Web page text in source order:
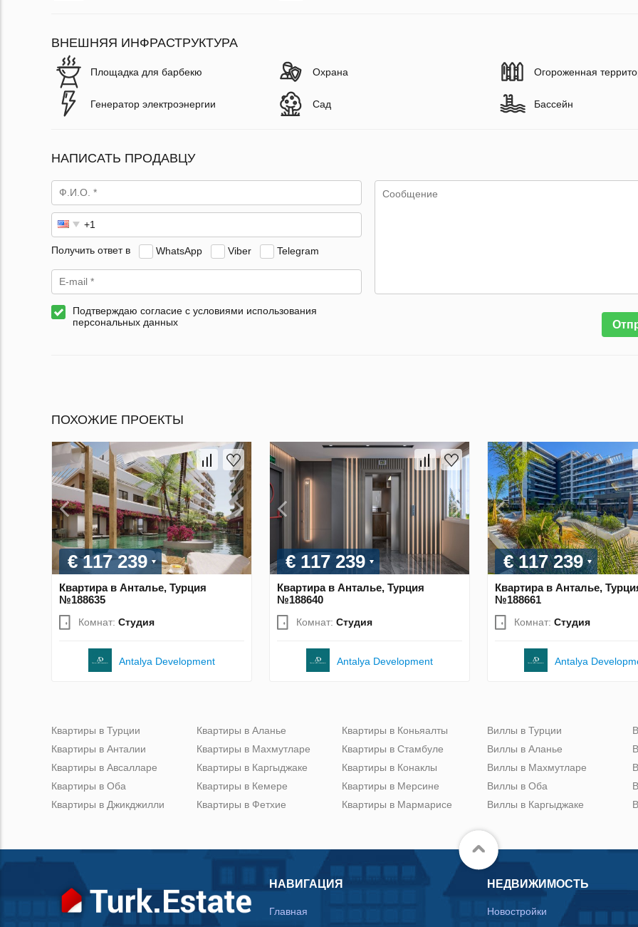
ВНЕШНЯЯ ИНФРАСТРУКТУРА
Площадка для барбекю Охрана Огороженная
Генератор электроэнергии Сад Бассейн
НАПИСАТЬ ПРОДАВЦУ
Получить ответ в WhatsApp Viber Telegram
Подтверждаю согласие с условиями использования
персональных данных
ПОХОЖИЕ ПРОЕКТЫ
€ 117 239
Квартира в Анталье, Турция
№188635
Комнат: Студия
Antalya Development
€ 117 239
Квартира в Анталье, Турция
№188640
Комнат: Студия
Antalya Development
€ 117 239
Квартира в Анталье,
№188661
Комнат: Студия
Antalya
Квартиры в Турции
Квартиры в Анталии
Квартиры в Авсалларе
Квартиры в Оба
Квартиры в Джикджилли
Квартиры в Аланье
Квартиры в Махмутларе
Квартиры в Каргыджаке
Квартиры в Кемере
Квартиры в Фетхие
Квартиры в Коньяалты
Квартиры в Стамбуле
Квартиры в Конаклы
Квартиры в Мерсине
Квартиры в Мармарисе
Виллы в Турции
Виллы в Аланье
Виллы в Махмутларе
Виллы в Оба
Виллы в Каргыджаке
НАВИГАЦИЯ
Главная
НЕДВИЖИМОСТЬ
Новостройки